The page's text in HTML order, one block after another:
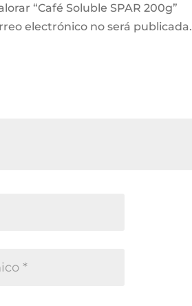
“Café Soluble SPAR 200g”
electrónico no será publicada.